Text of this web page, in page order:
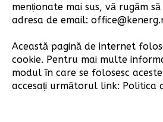
menționate mai sus, vă rugăm
adresa de email:
Această pagină de internet
cookie. Pentru mai multe
modul în care se folosesc
accesați următorul link: Politica